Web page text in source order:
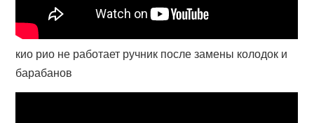
кио рио не работает ручник после замены колодок и
барабанов